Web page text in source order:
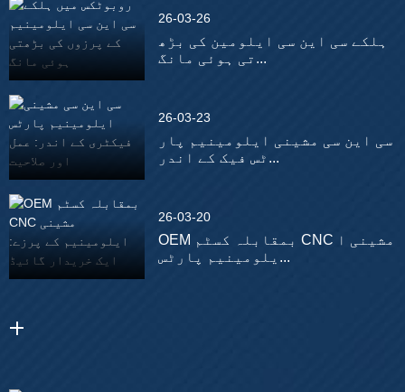
26-03-26
ہلکے سی این سی ایلومین کی بڑھ
تی ہوئی مانگ...
26-03-23
سی این سی مشینی ایلومینیم پار
ٹس فیک کے اندر...
26-03-20
OEM بمقابلہ کسٹم CNC مشینی ا
یلومینیم پارٹس...